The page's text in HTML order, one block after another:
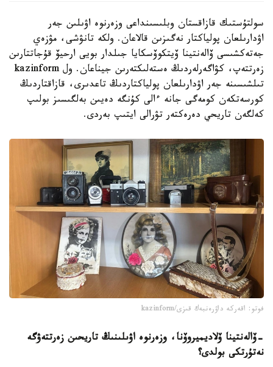
سولتۇستىك قازاقستان وبلىسىنداعى وزەرنوە اۋىلىن جەر
اۋدارىلعان پولياكتار نەگىزىن قالاعان. ولكە تانۋشى، مۋزەي
جەتەكشىسى ۆالەنتينا ۆيتكوۆسكايا جىلدار بويى ارحيۆ قۇجاتتارىن
زەرتتەپ، كۋاگەرلەردىڭ ەستەلىكتەرىن جيناعان. ول kazinform
تىلشىسىنە جەر اۋدارىلعان پولياكتاردىڭ تاعدىرى، قازاقتاردىڭ
كورسەتكەن كومەگى جانە ءالى كۇنگە دەيىن بەلگىسىز بولىپ
كەلگەن تاريحي دەرەكتەر تۋرالى ايتىپ بەردى.
فوتو: اقەركە داۋرەنبەك قىزى/kazinform
-ۆالەنتينا ۆلاديميروۆنا، وزەرنوە اۋىلىنىڭ تاريحىن زەرتتەۋگە
نەتۇرتكى بولدى؟